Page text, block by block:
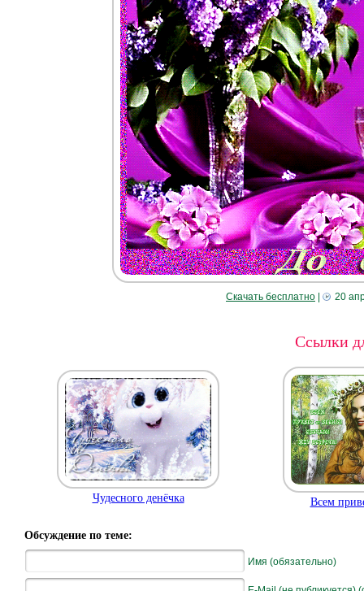
Скачать бесплатно 20
Ссылки
Чудесного денёчка Всем
Обсуждение по теме:
Имя (обязательно)